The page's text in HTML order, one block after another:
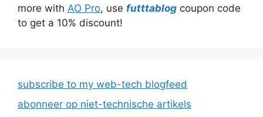
more with AO Pro, use futttablog coupon code
to get a 10% discount!
subscribe to my web-tech blogfeed
abonneer op niet-technische artikels